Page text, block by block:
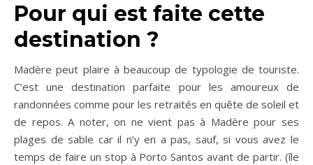
Pour qui est faite cette
destination ?
Madère peut plaire à beaucoup de typologie de touriste.
C’est une destination parfaite pour les amoureux de
randonnées comme pour les retraités en quête de soleil et
de repos. A noter, on ne vient pas à Madère pour ses
plages de sable car il n’y en a pas, sauf, si vous avez le
temps de faire un stop à Porto Santos avant de partir. (île